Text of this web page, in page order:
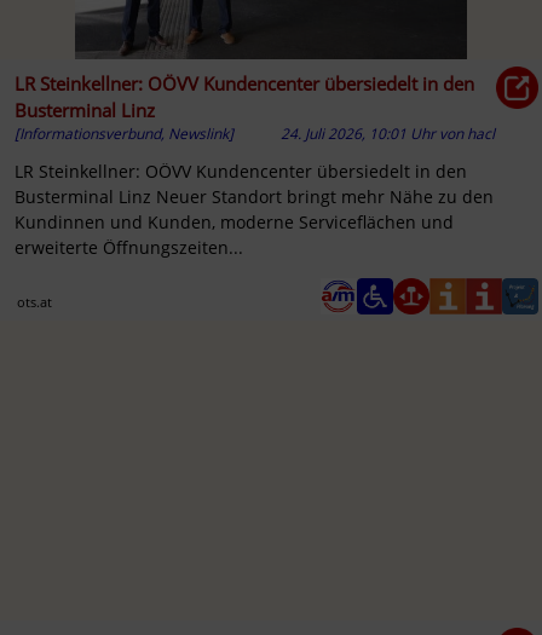
LR Steinkellner: OÖVV Kundencenter übersiedelt in den
Busterminal Linz
[Informationsverbund, Newslink] 24. Juli 2026, 10:01 Uhr vonhacl
LR Steinkellner: OÖVV Kundencenter übersiedelt in den
Busterminal Linz Neuer Standort bringt mehr Nähe zu den
Kundinnen und Kunden, moderne Serviceflächen und
erweiterte Öffnungszeiten...
ots.at